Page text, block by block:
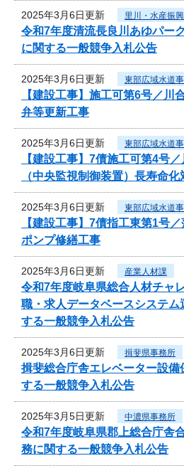
2025年3月6日更新 里川・水産振
令和7年度清流長良川あゆパー
に関する一般競争入札公告
2025年3月6日更新 東部広域水道
【建設工事】施工可第6号／川
弁等更新工事
2025年3月6日更新 東部広域水道
【建設工事】7債施工可第4号
（中央監視制御装置）長寿命化
2025年3月6日更新 東部広域水道
【建設工事】7債指工東第1号
ポンプ修繕工事
2025年3月6日更新 産業人材課
令和7年度岐阜県総合人材チ
職・求人データベースシステム
する一般競争入札公告
2025年3月6日更新 揖斐県事務所
揖斐総合庁舎エレベーター設備
する一般競争入札公告
2025年3月5日更新 中濃県事務所
令和7年度岐阜県郡上総合庁舎
務に関する一般競争入札公告